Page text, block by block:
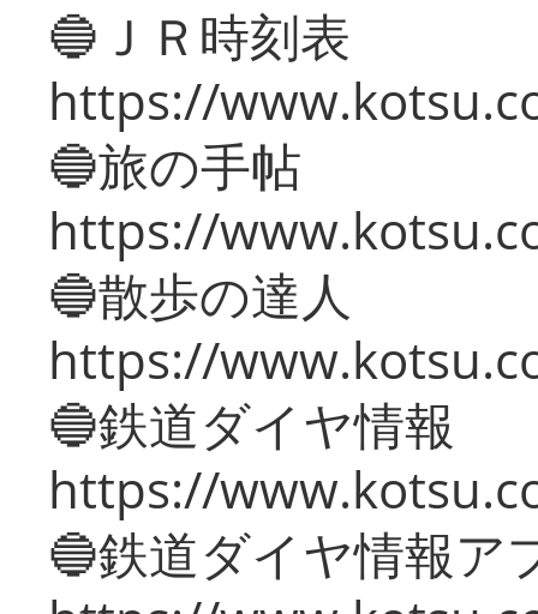
🔵ＪＲ時刻表
https://
🔵旅の手帖
https://
🔵散歩の達人
https://
🔵鉄道ダイヤ情報
https://
🔵鉄道ダイヤ情報ア